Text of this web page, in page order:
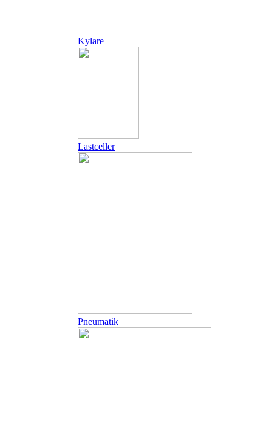
Kylare
Lastceller
Pneumatik